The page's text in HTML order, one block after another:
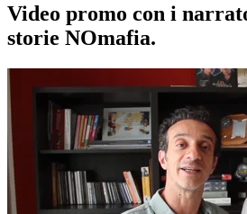
Video promo con i
storie NOmafia.